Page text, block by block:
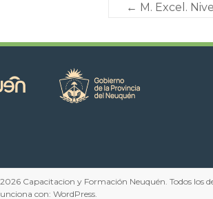
← M. Excel.
Capacitacion y Formación Neuquén. Todos los
con: WordPress.